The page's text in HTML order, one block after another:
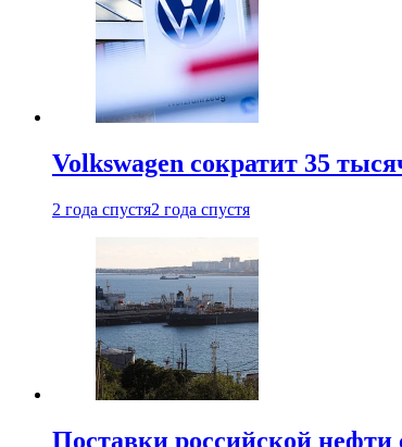
Volkswagen сократит 35
2 года спустя2 года спустя
Поставки российской нефти